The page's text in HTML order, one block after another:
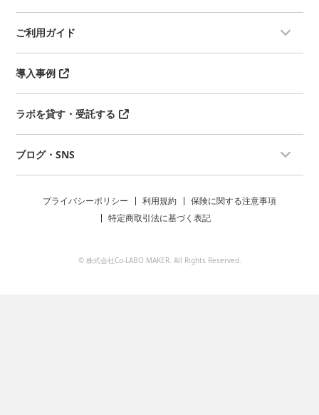
ご利用ガイド
導入事例
ラボを貸す・受託する
ブログ・SNS
プライバシーポリシー 利用規約
保険に関する注意事項
特定商取引法に基づく表記
© 株式会社Co-LABO MAKER. All Rights Reserved.